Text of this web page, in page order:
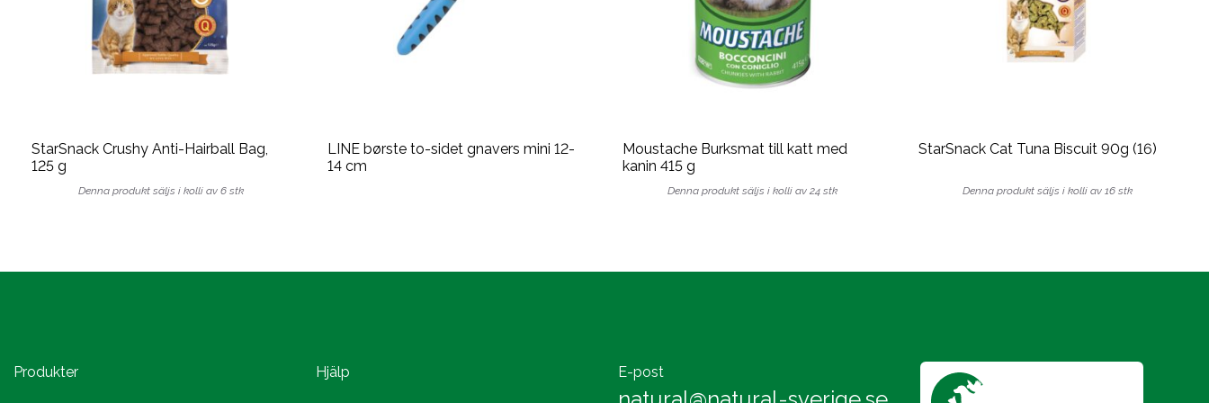
StarSnack Crushy Anti-Hairball Bag,
125 g
Denna produkt säljs i kolli av 6 stk
LINE børste to-sidet gnavers mini 12-
14 cm
Moustache Burksmat till katt med
kanin 415 g
Denna produkt säljs i kolli av 24 stk
StarSnack Cat Tuna Biscuit 90g (16)
Denna produkt säljs i kolli av 16 stk
Produkter Hjälp E-post